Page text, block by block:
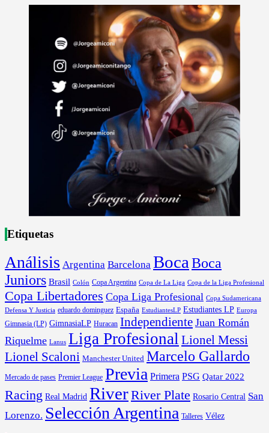
Etiquetas
Análisis Argentina Barcelona Boca Boca
Juniors Brasil Colón Copa Argentina Copa de La Liga Copa de la Liga Profesional
Copa Libertadores Copa Liga Profesional Copa Sudamericana
Defensa Y Justicia eduardo dominguez España EstudiantesLP Estudiantes LP Europa
Gimnasia (LP) GimnasiaLP Huracan Independiente Juan Román
Riquelme Lanus Liga Profesional Lionel Messi
Lionel Scaloni Manchester United Marcelo Gallardo
Mercado de pases Premier League Previa Primera PSG Qatar 2022
Racing Real Madrid RiverRiver Plate Rosario Central San
Lorenzo. Selección Argentina Talleres Vélez